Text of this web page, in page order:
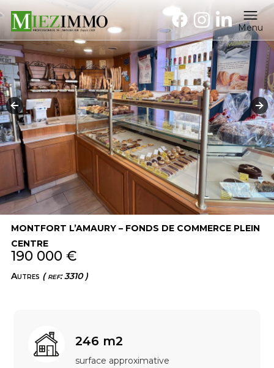
Menu
MONTFORT L’AMAURY – FONDS DE COMMERCE PLEIN
CENTRE
190 000 €
Autres ( ref: 3310 )
246 m2
surface approximative